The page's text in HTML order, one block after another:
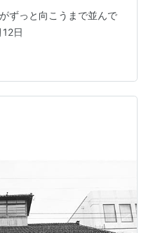
ずっと向こうまで並んで
日